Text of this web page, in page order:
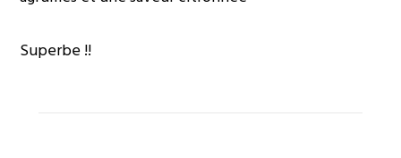
Superbe !!